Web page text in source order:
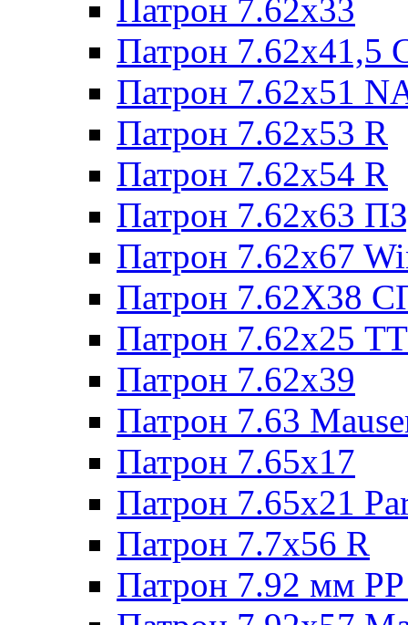
Патрон 7.62x33
Патрон 7.62x41,5
Патрон 7.62x51
Патрон 7.62x53 R
Патрон 7.62x54 R
Патрон 7.62x63
Патрон 7.62x67
Патрон 7.62Х38
Патрон 7.62х25 TT
Патрон 7.62х39
Патрон 7.63
Патрон 7.65x17
Патрон 7.65x21
Патрон 7.7x56 R
Патрон 7.92 мм